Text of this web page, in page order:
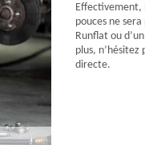
Effectivement,
pouces ne
Runflat ou
plus,
directe.